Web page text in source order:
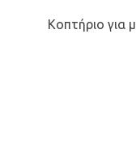
Κοπτήριο για